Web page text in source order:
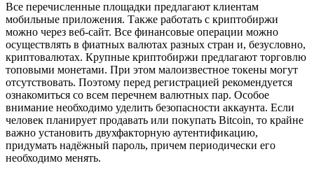
Все перечисленные площадки предлагают клиентам
мобильные приложения. Также работать с криптобиржи
можно через веб-сайт. Все финансовые операции можно
осуществлять в фиатных валютах разных стран и, безусловно,
криптовалютах. Крупные криптобиржи предлагают торговлю
топовыми монетами. При этом малоизвестное токены могут
отсутствовать. Поэтому перед регистрацией рекомендуется
ознакомиться со всем перечнем валютных пар. Особое
внимание необходимо уделить безопасности аккаунта. Если
человек планирует продавать или покупать Bitcoin, то крайне
важно установить двухфакторную аутентификацию,
придумать надёжный пароль, причем периодически его
необходимо менять.